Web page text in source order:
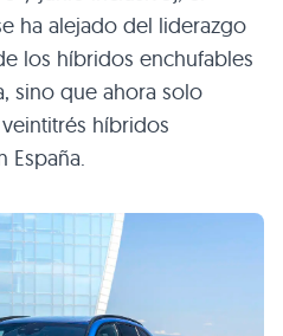
ha alejado del liderazgo
los híbridos enchufables
sino que ahora solo
híbridos
España.